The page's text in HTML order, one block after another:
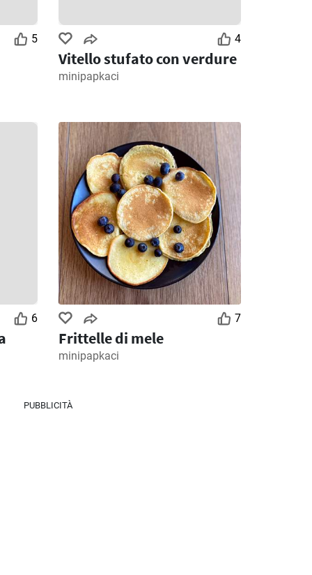
Giorni rimanenti: 3
MD Discount volantino
28/07/2026 - 09/08/2026
Giorni rimanenti: 6
Ipercoop volantino
5 4
Vitello stufato con verdure
minipapkaci
6 7
Frittelle di mele
minipapkaci
PUBBLICITÀ